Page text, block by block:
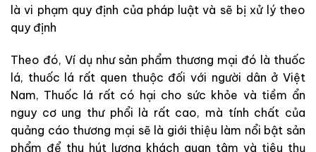
là vi phạm quy định của pháp luật và sẽ bị xử lý theo
quy định
Theo đó, Ví dụ như sản phẩm thương mại đó là thuốc
lá, thuốc lá rất quen thuộc đối với người dân ở Việt
Nam, Thuốc lá rất có hại cho sức khỏe và tiềm ẩn
nguy cơ ung thư phổi là rất cao, mà tính chất của
quảng cáo thương mại sẽ là giới thiệu làm nổi bật sản
phẩm để thu hút lượng khách quan tâm và tiêu thụ